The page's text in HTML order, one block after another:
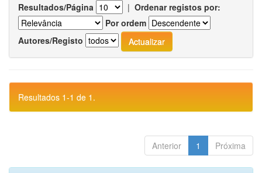
Resultados/Página | Ordenar registos por:
Por ordem
Autores/Registo
Resultados 1-1 de 1.
Anterior 1 Próxima